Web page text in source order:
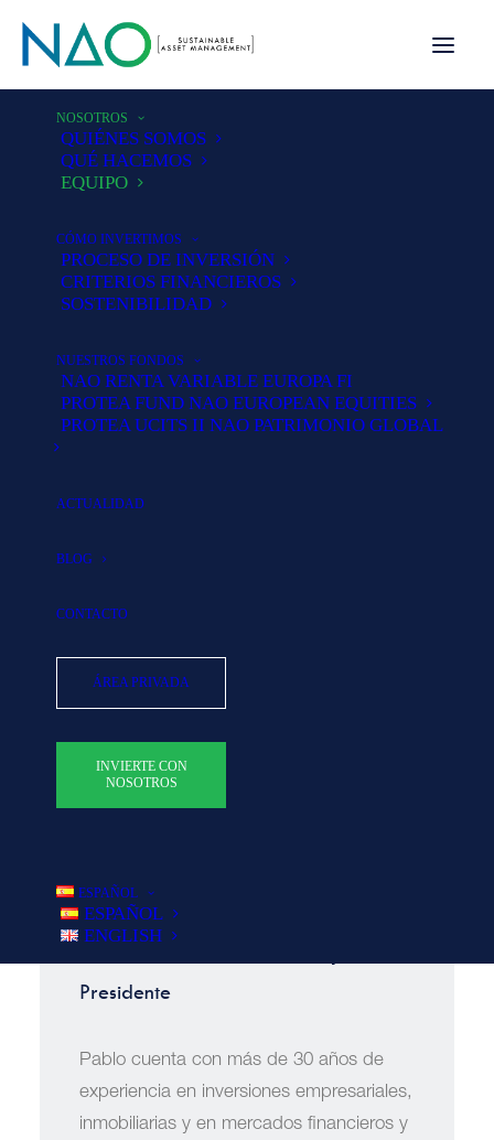
NOSOTROS
QUIÉNES SOMOS
QUÉ HACEMOS
EQUIPO
CÓMO INVERTIMOS
PROCESO DE INVERSIÓN
CRITERIOS FINANCIEROS
SOSTENIBILIDAD
NUESTROS FONDOS
NAO RENTA VARIABLE EUROPA FI
PROTEA FUND NAO EUROPEAN EQUITIES
PROTEA UCITS II NAO PATRIMONIO GLOBAL
ACTUALIDAD
BLOG
CONTACTO
ÁREA PRIVADA
INVIERTE CON
NOSOTROS
ESPAÑOL
ESPAÑOL
ENGLISH
Equipo
Nuestro compromiso se basa en un
equipo cohesionado, la estabilidad
y la co-inversión con nuestros clientes.
Pablo Serratosa Luján
Presidente
Pablo cuenta con más de 30 años de
experiencia en inversiones empresariales,
inmobiliarias y en mercados financieros y